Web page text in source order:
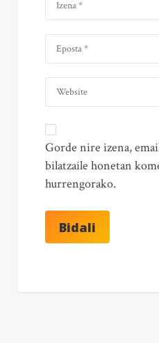
Gorde nire izena,
bilatzaile honetan
hurrengorako.